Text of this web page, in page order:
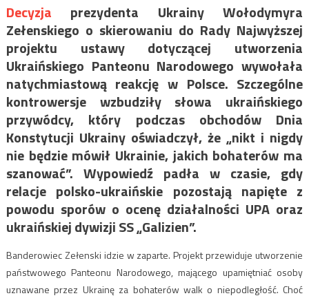
Decyzja prezydenta Ukrainy Wołodymyra
Zełenskiego o skierowaniu do Rady Najwyższej
projektu ustawy dotyczącej utworzenia
Ukraińskiego Panteonu Narodowego wywołała
natychmiastową reakcję w Polsce. Szczególne
kontrowersje wzbudziły słowa ukraińskiego
przywódcy, który podczas obchodów Dnia
Konstytucji Ukrainy oświadczył, że „nikt i nigdy
nie będzie mówił Ukrainie, jakich bohaterów ma
szanować”. Wypowiedź padła w czasie, gdy
relacje polsko-ukraińskie pozostają napięte z
powodu sporów o ocenę działalności UPA oraz
ukraińskiej dywizji SS „Galizien”.
Banderowiec Zełenski idzie w zaparte. Projekt przewiduje utworzenie
państwowego Panteonu Narodowego, mającego upamiętniać osoby
uznawane przez Ukrainę za bohaterów walk o niepodległość. Choć